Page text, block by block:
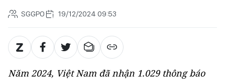
SGGPO 19/12/2024 09:53
Năm 2024, Việt Nam đã nhận 1.029 thông báo